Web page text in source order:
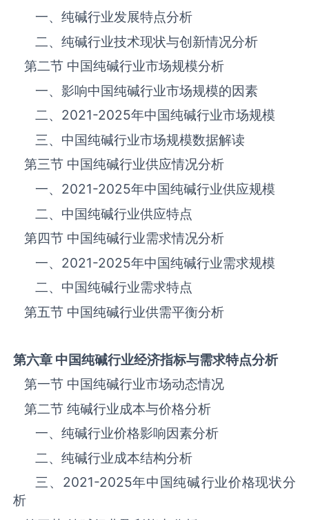
一、纯碱行业发展特点分析
二、纯碱行业技术现状与创新情况分析
第二节 中国纯碱‌‌‌行业市场规模分析
一、影响中国纯碱‌‌‌行业市场规模的因素
二、 2021-2025年中国纯碱‌‌‌行业市场规模
三、中国纯碱行业市场规模数据解读
第三节 中国纯碱‌‌‌行业供应情况分析
一、 2021-2025年中国纯碱‌‌‌行业供应规模
二、中国纯碱‌‌‌行业供应特点
第四节 中国纯碱‌‌‌行业需求情况分析
一、 2021-2025年中国纯碱‌‌‌行业需求规模
二、中国纯碱‌‌‌行业需求特点
第五节 中国纯碱‌‌‌行业供需平衡分析
第六章 中国纯碱行业经济指标与需求特点分析
第一节 中国纯碱‌‌‌行业市场动态情况
第二节 纯碱‌‌‌行业成本与价格分析
一、纯碱行业价格影响因素分析
二、纯碱行业成本结构分析
三、 2021-2025年中国纯碱‌‌‌行业价格现状分
析